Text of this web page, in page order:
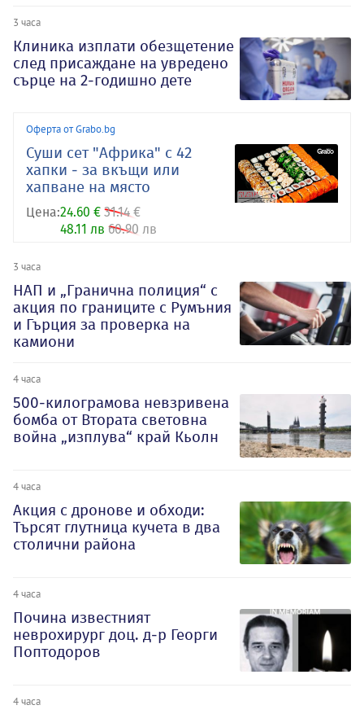
3 часа
Клиника изплати обезщетение
след присаждане на увредено
сърце на 2-годишно дете
Оферта от Grabo.bg
Суши сет "Африка" с 42
хапки - за вкъщи или
хапване на място
Цена:24.60 € 31.14 €
48.11 лв 60.90 лв
3 часа
НАП и „Гранична полиция“ с
акция по границите с Румъния
и Гърция за проверка на
камиони
4 часа
500-килограмова невзривена
бомба от Втората световна
война „изплува“ край Кьолн
4 часа
Акция с дронове и обходи:
Търсят глутница кучета в два
столични района
4 часа
Почина известният
неврохирург доц. д-р Георги
Поптодоров
4 часа